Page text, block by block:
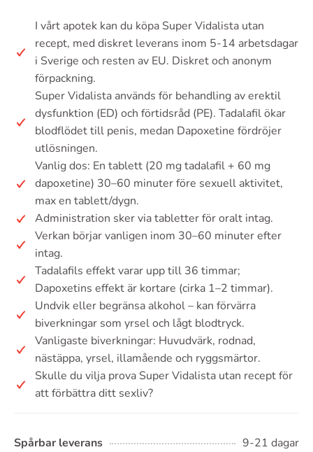
I vårt apotek kan du köpa Super Vidalista utan
recept, med diskret leverans inom 5-14 arbetsdagar
i Sverige och resten av EU. Diskret och anonym
förpackning.
Super Vidalista används för behandling av erektil
dysfunktion (ED) och förtidsråd (PE). Tadalafil ökar
blodflödet till penis, medan Dapoxetine fördröjer
utlösningen.
Vanlig dos: En tablett (20 mg tadalafil + 60 mg
dapoxetine) 30–60 minuter före sexuell aktivitet,
max en tablett/dygn.
Administration sker via tabletter för oralt intag.
Verkan börjar vanligen inom 30–60 minuter efter
intag.
Tadalafils effekt varar upp till 36 timmar;
Dapoxetins effekt är kortare (cirka 1–2 timmar).
Undvik eller begränsa alkohol – kan förvärra
biverkningar som yrsel och lågt blodtryck.
Vanligaste biverkningar: Huvudvärk, rodnad,
nästäppa, yrsel, illamående och ryggsmärtor.
Skulle du vilja prova Super Vidalista utan recept för
att förbättra ditt sexliv?
Spårbar leverans
9-21 dagar